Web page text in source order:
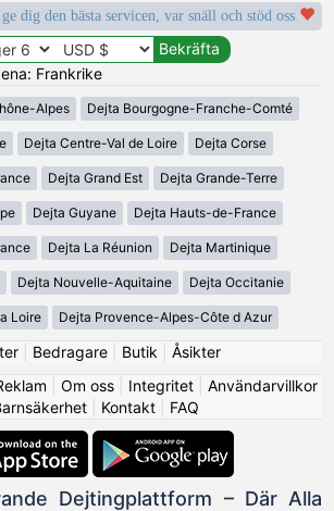
dig den bästa servicen, var snäll och stöd oss
Frankrike
Alpes Dejta Bourgogne-Franche-Comté
Dejta Centre-Val de Loire Dejta Corse
Dejta Grand Est Dejta Grande-Terre
Dejta Guyane Dejta Hauts-de-France
Dejta La Réunion Dejta Martinique
Dejta Nouvelle-Aquitaine Dejta Occitanie
Loire Dejta Provence-Alpes-Côte d Azur
| Bedragare| Butik
Åsikter
Om oss| Integritet| Användarvillkor
| Kontakt| FAQ
Dejtingplattform – Där Alla